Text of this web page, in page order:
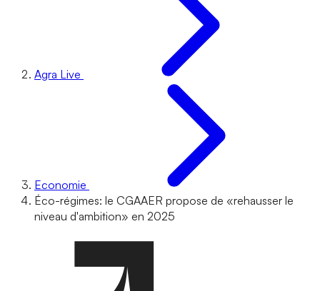
Agra Live
Economie
Éco-régimes: le CGAAER propose de «rehausser le
niveau d'ambition» en 2025